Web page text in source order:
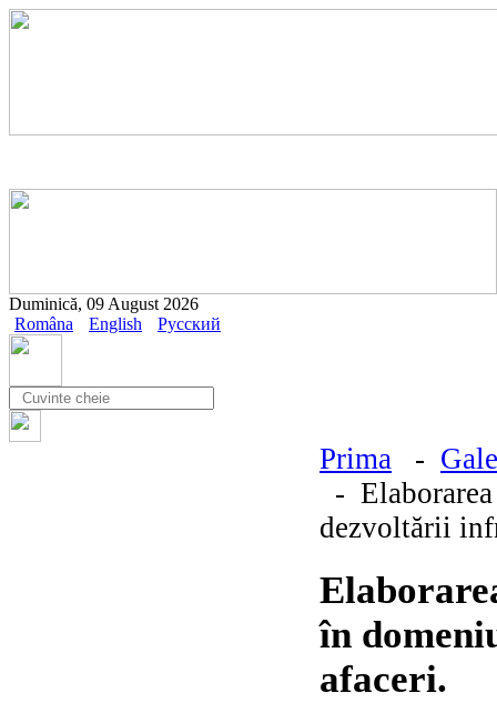
Duminică, 09 August 2026
Româna
English Русский
Prima -
-
dezvoltării
în
afaceri.